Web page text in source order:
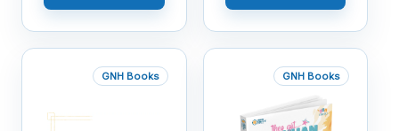
GNH Books GNH Books